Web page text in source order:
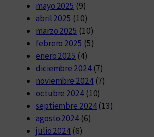
mayo 2025 (9)
abril 2025 (10)
marzo 2025 (10)
febrero 2025 (5)
enero 2025 (4)
diciembre 2024(7)
noviembre 2024(7)
octubre 2024(10)
septiembre 2024(13)
agosto 2024(6)
julio 2024 (6)